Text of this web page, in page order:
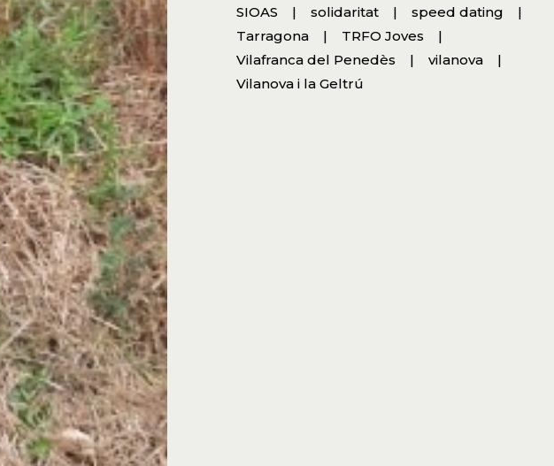
SIOAS
solidaritat
speed dating
Tarragona
TRFO Joves
Vilafranca del Penedès
vilanova
Vilanova i la Geltrú